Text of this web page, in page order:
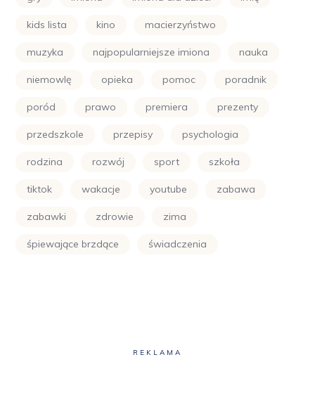
kids lista kino macierzyństwo
muzyka najpopularniejsze imiona nauka
niemowlę opieka pomoc poradnik
poród prawo premiera prezenty
przedszkole przepisy psychologia
rodzina rozwój sport szkoła
tiktok wakacje youtube zabawa
zabawki zdrowie zima
śpiewające brzdące świadczenia
REKLAMA